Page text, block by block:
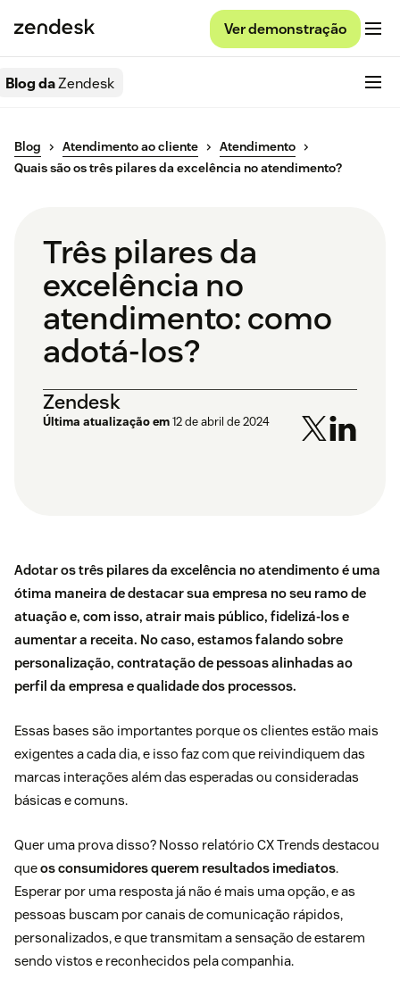
Ver demonstração
Blog daZendesk
Blog Atendimento ao cliente
Atendimento
Quais são os três pilares da excelência no atendimento?
Três pilares da
excelência no
atendimento: como
adotá-los?
Zendesk
Última atualização em12 de abril de 2024
Adotar os três pilares da excelência no atendimento é uma
ótima maneira de destacar sua empresa no seu ramo de
atuação e, com isso, atrair mais público, fidelizá-los e
aumentar a receita. No caso, estamos falando sobre
personalização, contratação de pessoas alinhadas ao
perfil da empresa e qualidade dos processos.
Essas bases são importantes porque os clientes estão mais
exigentes a cada dia, e isso faz com que reivindiquem das
marcas interações além das esperadas ou consideradas
básicas e comuns.
Quer uma prova disso? Nosso relatório CX Trends destacou
queos consumidores querem resultados imediatos.
Esperar por uma resposta já não é mais uma opção, e as
pessoas buscam por canais de comunicação rápidos,
personalizados, e que transmitam a sensação de estarem
sendo vistos e reconhecidos pela companhia.